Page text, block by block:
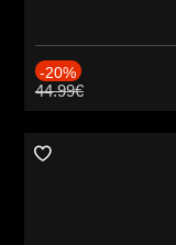
-20%
44.99€